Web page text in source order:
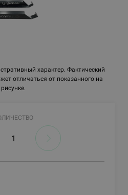
характер. Фактический
отличаться от показанного на
рисунке.